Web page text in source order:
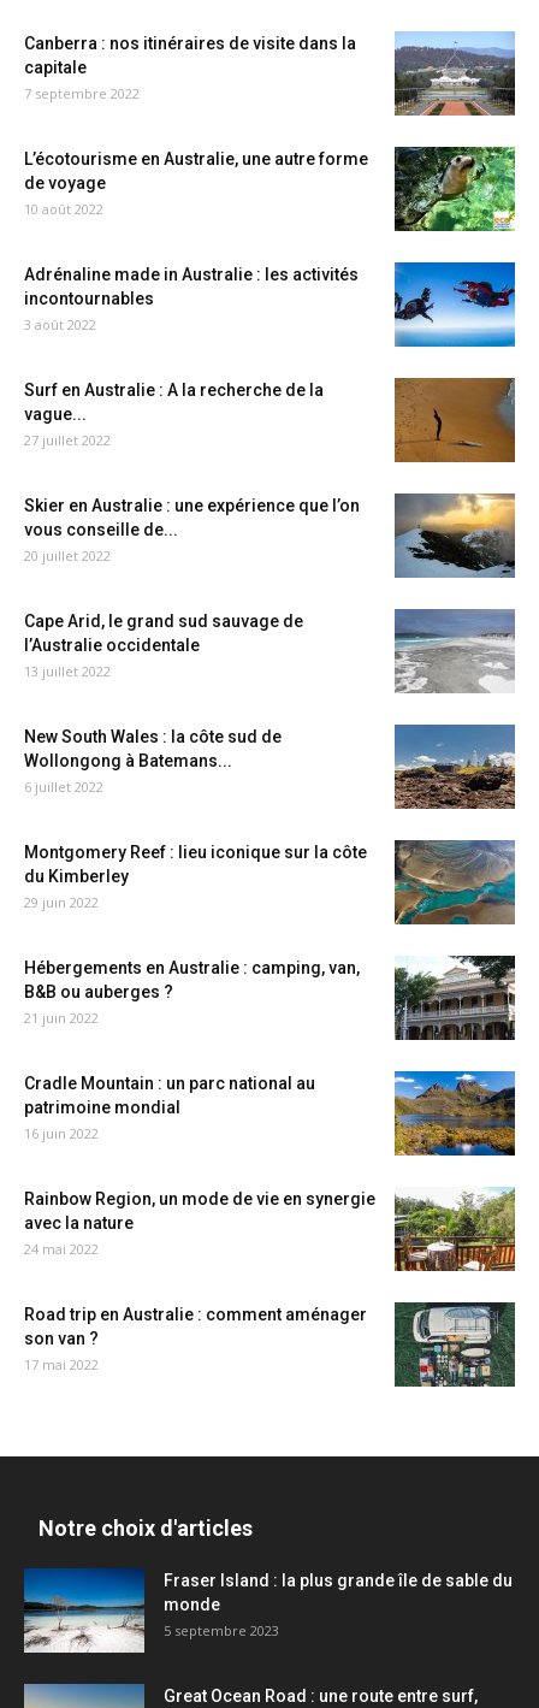
Canberra : nos itinéraires de visite dans la
capitale
7 septembre 2022
L’écotourisme en Australie, une autre forme
de voyage
10 août 2022
Adrénaline made in Australie : les activités
incontournables
3 août 2022
Surf en Australie : A la recherche de la
vague...
27 juillet 2022
Skier en Australie : une expérience que l’on
vous conseille de...
20 juillet 2022
Cape Arid, le grand sud sauvage de
l’Australie occidentale
13 juillet 2022
New South Wales : la côte sud de
Wollongong à Batemans...
6 juillet 2022
Montgomery Reef : lieu iconique sur la côte
du Kimberley
29 juin 2022
Hébergements en Australie : camping, van,
B&B ou auberges ?
21 juin 2022
Cradle Mountain : un parc national au
patrimoine mondial
16 juin 2022
Rainbow Region, un mode de vie en synergie
avec la nature
24 mai 2022
Road trip en Australie : comment aménager
son van ?
17 mai 2022
Notre choix d'articles
Fraser Island : la plus grande île de sable du
monde
5 septembre 2023
Great Ocean Road : une route entre surf,